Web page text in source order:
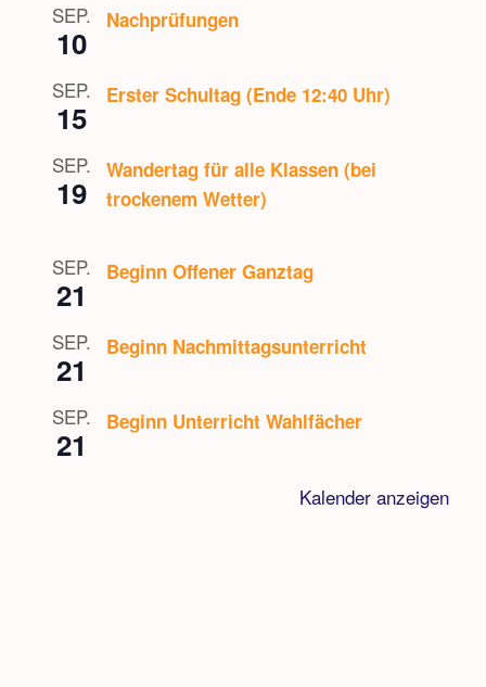
SEP.
10
Nachprüfungen
SEP.
15
Erster Schultag (Ende 12:40 Uhr)
SEP.
19
Wandertag für alle Klassen (bei
trockenem Wetter)
SEP.
21
Beginn Offener Ganztag
SEP.
21
Beginn Nachmittagsunterricht
SEP.
21
Beginn Unterricht Wahlfächer
Kalender anzeigen